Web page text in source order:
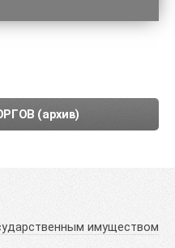
(архив)
имуществом